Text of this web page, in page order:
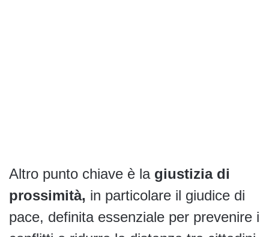
Altro punto chiave è la giustizia di
prossimità, in particolare il giudice di
pace, definita essenziale per prevenire i